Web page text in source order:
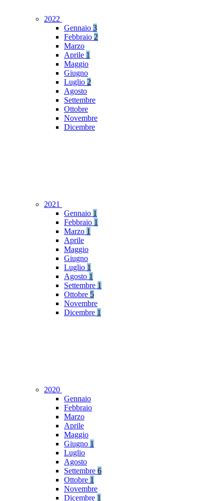
2022
Gennaio 3
Febbraio 2
Marzo
Aprile 1
Maggio
Giugno
Luglio 2
Agosto
Settembre
Ottobre
Novembre
Dicembre
2021
Gennaio 1
Febbraio 1
Marzo 1
Aprile
Maggio
Giugno
Luglio 1
Agosto 1
Settembre 1
Ottobre 5
Novembre
Dicembre 1
2020
Gennaio
Febbraio
Marzo
Aprile
Maggio
Giugno 1
Luglio
Agosto
Settembre 6
Ottobre 1
Novembre
Dicembre 1